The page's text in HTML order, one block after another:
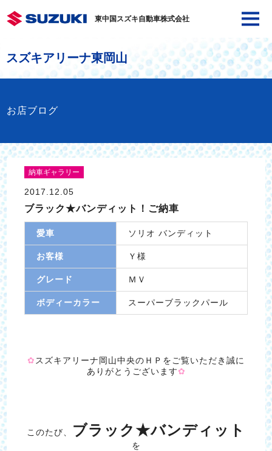
東中国スズキ自動車株式会社
スズキアリーナ東岡山
お店ブログ
納車ギャラリー
2017.12.05
ブラック★バンディット！ご納車
愛車 ソリオ バンディット
お客様 Ｙ様
グレード ＭＶ
ボディーカラー スーパーブラックパール
✿ スズキアリーナ岡山中央のＨＰをご覧いただき誠に
ありがとうございます✿
このたび、 ブラック★バンディット
を